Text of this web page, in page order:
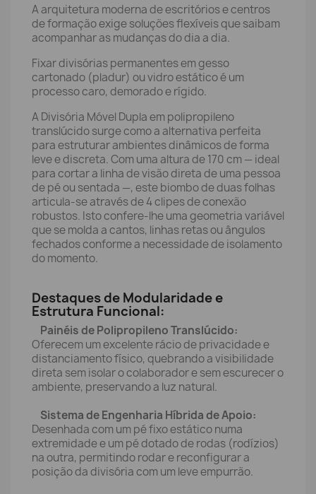
A arquitetura moderna de escritórios e centros
de formação exige soluções flexíveis que saibam
acompanhar as mudanças do dia a dia.
Fixar divisórias permanentes em gesso
cartonado (pladur) ou vidro estático é um
processo caro, demorado e rígido.
A Divisória Móvel Dupla em polipropileno
translúcido surge como a alternativa perfeita
para estruturar ambientes dinâmicos de forma
leve e discreta. Com uma altura de 170 cm — ideal
para cortar a linha de visão direta de uma pessoa
de pé ou sentada —, este biombo de duas folhas
articula-se através de 4 clipes de conexão
robustos. Isto confere-lhe uma geometria variável
que se molda a cantos, linhas retas ou ângulos
fechados conforme a necessidade de isolamento
do momento.
Destaques de Modularidade e
Estrutura Funcional:
Painéis de Polipropileno Translúcido:
Oferecem um excelente rácio de privacidade e
distanciamento físico, quebrando a visibilidade
direta sem isolar o colaborador e sem escurecer o
ambiente, preservando a luz natural.
Sistema de Engenharia Híbrida de Apoio:
Desenhada com um pé fixo estático numa
extremidade e um pé dotado de rodas (rodízios)
na outra, permitindo rodar e reconfigurar a
posição da divisória com um leve empurrão.